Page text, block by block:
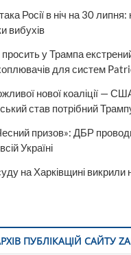
Росії в ніч на 30 липня:
вибухів
у Трампа
для систем
нової коаліції —
став потрібний
призов»: ДБР
Україні
на Харківщині викрили
ПУБЛІКАЦІЙ САЙТУ